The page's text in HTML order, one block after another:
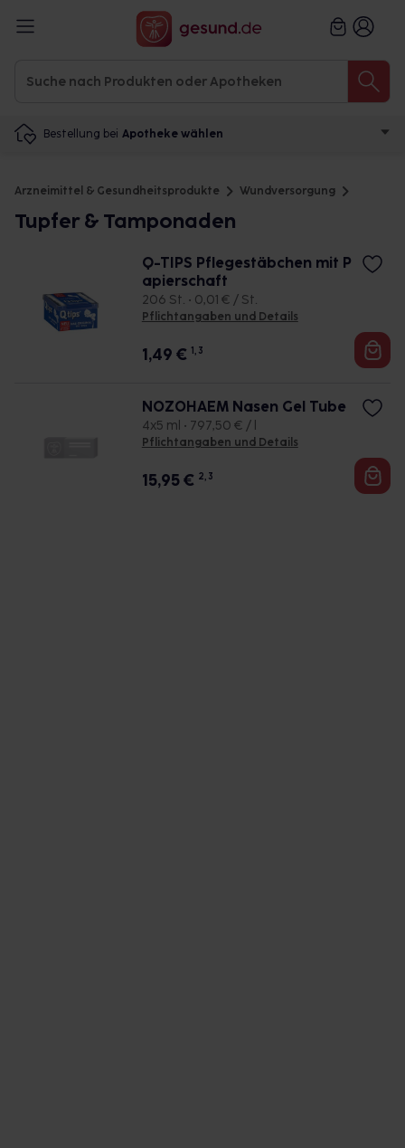
Bestellung bei Apotheke wählen
Arzneimittel & Gesundheitsprodukte Wundversorgung
Tupfer & Tamponaden
Q-TIPS Pflegestäbchen mit P
apierschaft
206 St. • 0,01 € / St.
Pflichtangaben und Details
1,49 € 1, 3
NOZOHAEM Nasen Gel Tube
4x5 ml • 797,50 € / l
Pflichtangaben und Details
15,95€ 2, 3